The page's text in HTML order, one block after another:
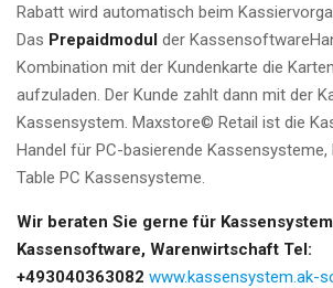
Rabatt wird automatisch beim
Das Prepaidmodul der
Kombination mit der Kundenkarte die
aufzuladen. Der Kunde zahlt dann mit der
Kassensystem. Maxstore© Retail ist die
Handel für PC-basierende Kassensysteme,
Table PC Kassensysteme.
Wir beraten Sie gerne für
Kassensoftware, Warenwirtschaft Tel:
+493040363082 www.kassensystem.ak-